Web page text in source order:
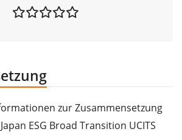
zur Zusammensetzung
ESG Broad Transition UCITS